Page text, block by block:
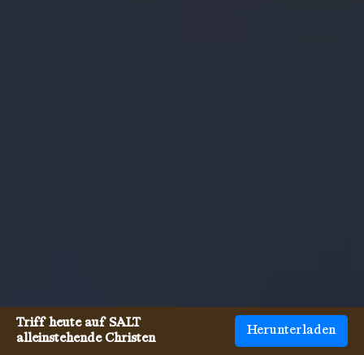
Triff heute auf SALT
alleinstehende Christen
Herunterladen